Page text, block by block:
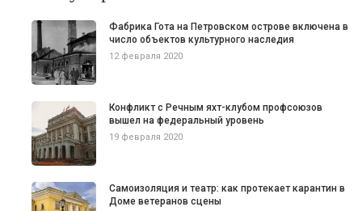
Фабрика Гота на Петровском острове включена в
число объектов культурного наследия
12 февраля 2020
Конфликт с Речным яхт-клубом профсоюзов
вышел на федеральный уровень
19 февраля 2020
Самоизоляция и театр: как протекает карантин в
Доме ветеранов сцены